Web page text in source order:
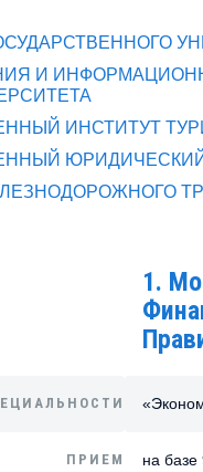
И
ИНСТИТУТ
1.
ПРИЕМ на базе